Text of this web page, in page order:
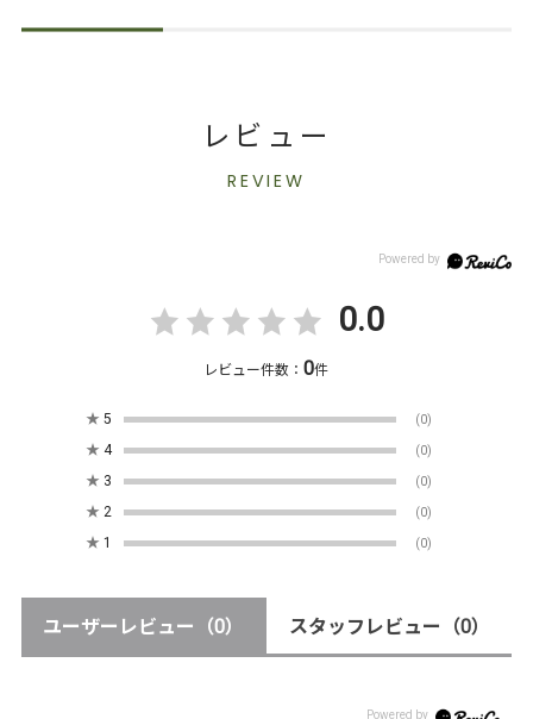
レビュー
REVIEW
0.0
レビュー件数：0件
★ 5 (0)
★ 4 (0)
★ 3 (0)
★ 2 (0)
★ 1 (0)
ユーザーレビュー （0） スタッフレビュー （0）